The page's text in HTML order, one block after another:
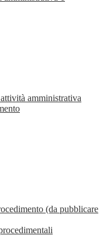
amministrativa
(da pubblicare